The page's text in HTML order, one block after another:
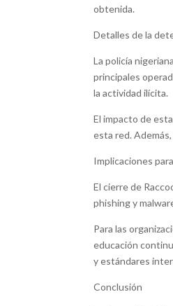
obtenida.
Detalles de la
La policía
principales
la actividad ilícita.
El impacto de
esta red.
Implicaciones
El cierre de
phishing y
Para las
educación
y estándares
Conclusión